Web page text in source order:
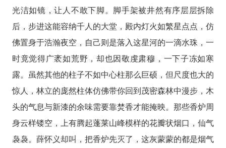
光洁如镜，让人不敢下脚。脚手架被井然有序层层拆除
后，步进这能容纳千人的大堂，殿内灯火如繁星点点，仿
佛置身于浩瀚夜空，自己则是落入这星河的一滴水珠，一
时竟觉得广袤如荒野，却也因敬虔肃穆，一下子冻如寒
露。虽然其他的柱子不如中心柱那么巨硕，但尺度也大的
惊人，林立的庞然柱体仿佛带你回到茂密森林中漫步，木
头的气息与新漆的余味需要靠焚香才能掩映。那些香炉周
身云样镂空，上有腾起蓬莱山峰模样的花瓣状烟口，仙气
袅袅。薛怀义却叫，把香炉先灭了，这灰蒙蒙的都是烟气